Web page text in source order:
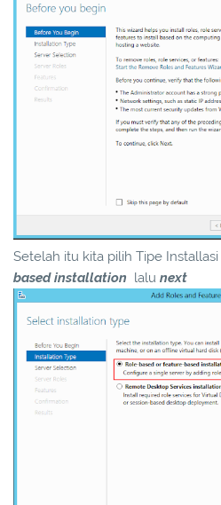
Setelah itu kita pilih Tipe Installasi
based installation lalu next